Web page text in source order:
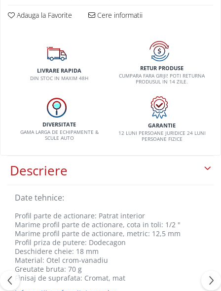
Toyota
Adauga la Favorite Cere informatii
LIVRARE RAPIDA
DIN STOC IN MAXIM 48H
RETUR PRODUSE
CUMPARA FARA GRIJI! POTI RETURNA
PRODUSUL IN 14 ZILE.
DIVERSITATE
GAMA LARGA DE ECHIPAMENTE &
SCULE AUTO
GARANTIE
12 LUNI PERSOANE JURIDICE 24 LUNI
PERSOANE FIZICE
Descriere
Date tehnice:
Profil parte de actionare: Patrat interior
Marime profil parte de actionare, cota in toli: 1/2 "
Marime profil parte de actionare, metric: 12,5 mm
Profil priza de putere: Dodecagon
Deschidere cheie: 18 mm
Material: Otel crom-vanadiu
Greutate bruta: 70 g
Finisaj de suprafata: Cromat, mat